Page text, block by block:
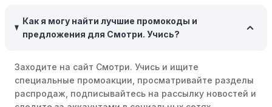
Совершать покупки во время распродаж:
Следите за
крупными распродажами, такими как "черная
розничные компании часто предлагают значительные
скидки.
Бросьте корзину:Если Вы не торопитесь с покупкой,
Как я могу найти лучшие промокоды и
предложения для Смотри. Учись?
Заходите на сайт Смотри. Учись и ищите
специальные промоакции, просматривайте разделы
распродаж, подписывайтесь на рассылку новостей и